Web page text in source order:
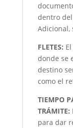
dentro
Adicional,
FLETES:
donde se
destino
como el
TIEMPO
TRÁMITE:
para dar